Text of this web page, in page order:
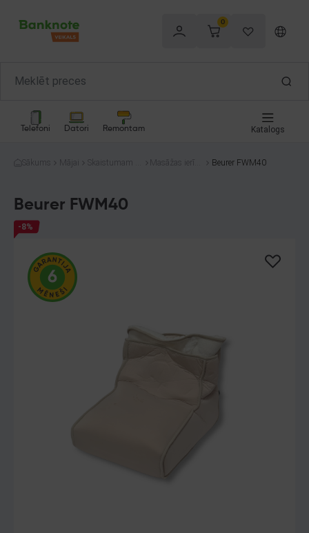
0
Telefoni Datori Remontam Katalogs
Sākums Mājai
Skaistumam u
Masāžas ierīce
Beurer FWM40
Beurer FWM40
-8%